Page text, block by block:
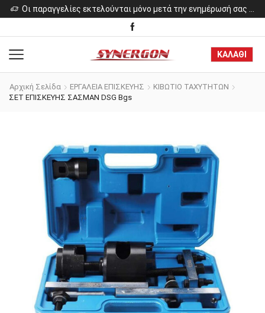
ΚΑΛΑΘΙ
Αρχική Σελίδα ΕΡΓΑΛΕΙΑ ΕΠΙΣΚΕΥΗΣ
ΚΙΒΩΤΙΟ ΤΑΧΥΤΗΤΩΝ
ΣΕΤ ΕΠΙΣΚΕΥΗΣ ΣΑΣΜΑΝ DSG Bgs